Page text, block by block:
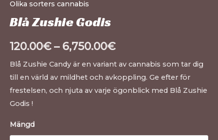
Olika sorters cannabis
Blå Zushie Godis
120.00€– 6,750.00€
Blå Zushie Candy är en variant av cannabis som tar dig
till en värld av mildhet och avkoppling. Ge efter för
frestelsen, och njuta av varje ögonblick med Blå Zushie
Godis !
Mängd